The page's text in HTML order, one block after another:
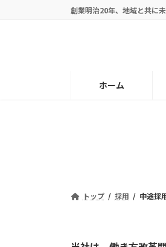
創業明治20年、地域と共に
ホーム
トップ 採用 中途採